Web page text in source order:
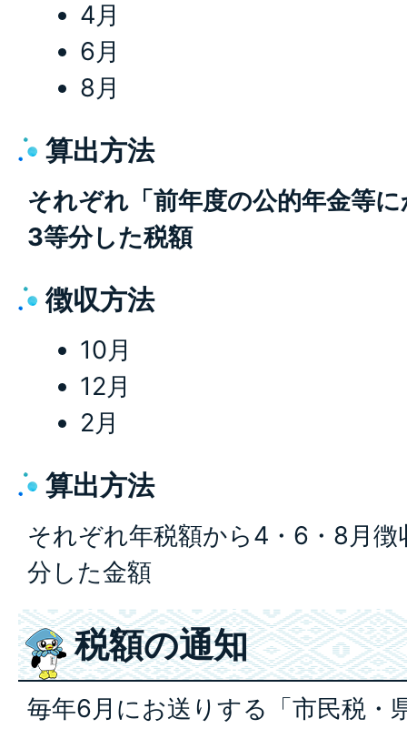
4月
6月
8月
算出方法
それぞれ「前年度の公的年金等
3等分した税額
徴収方法
10月
12月
2月
算出方法
それぞれ年税額から4・6・8月
分した金額
税額の通知
毎年6月にお送りする「市民税・